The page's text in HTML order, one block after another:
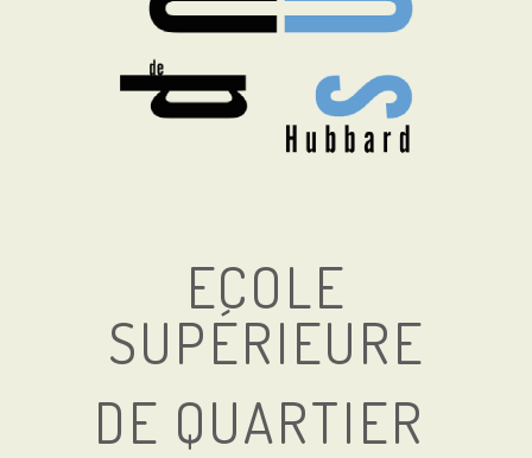
ECOLE
SUPÉRIEURE
DE QUARTIER